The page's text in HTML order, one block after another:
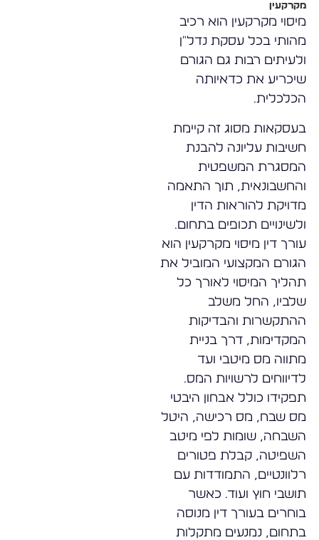
מקרקעין
מיסוי מקרקעין הוא רכיב
מהותי בכל עסקת נדל"ן
ולעיתים רבות גם הגורם
שיכריע את כדאיותה
הכלכלית.
בעסקאות מסוג זה קיימת
חשיבות עליונה להבנת
המסגרת המשפטית
והחשבונאית, תוך התאמה
מדויקת להוראות הדין
ולשינויים תכופים בתחום.
עורך דין מיסוי מקרקעין הוא
הגורם המקצועי המוביל את
תהליך המיסוי לאורך כל
שלביו, החל משלב
ההתקשרות והבדיקות
המקדימות, דרך בניית
מתווה מס מיטבי ועד
לדיווחים לרשויות המס.
תפקידו כולל אבחון היבטי
מס שבח, מס רכישה, היטל
השבחה, שומות לפי מיטב
השפיטה, קבלת פטורים
רלוונטיים, התמודדות עם
תושבי חוץ ועוד. כאשר
בוחרים בעורך דין מנוסה
בתחום, נמנעים מתקלות